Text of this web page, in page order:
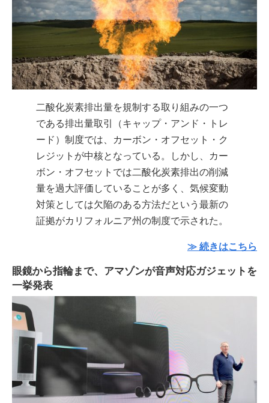
二酸化炭素排出量を規制する取り組みの一つ
である排出量取引（キャップ・アンド・トレ
ード）制度では、カーボン・オフセット・ク
レジットが中核となっている。しかし、カー
ボン・オフセットでは二酸化炭素排出の削減
量を過大評価していることが多く、気候変動
対策としては欠陥のある方法だという最新の
証拠がカリフォルニア州の制度で示された。
≫ 続きはこちら
眼鏡から指輪まで、アマゾンが音声対応ガジェットを
一挙発表